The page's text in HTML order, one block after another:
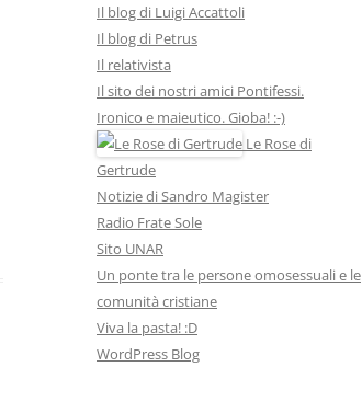
Il blog di Luigi Accattoli
Il blog di Petrus
Il relativista
Il sito dei nostri amici Pontifessi.
Ironico e maieutico. Gioba! :-)
Le Rose di
Gertrude
Notizie di Sandro Magister
Radio Frate Sole
Sito UNAR
Un ponte tra le persone omosessuali e le
comunità cristiane
Viva la pasta! :D
WordPress Blog